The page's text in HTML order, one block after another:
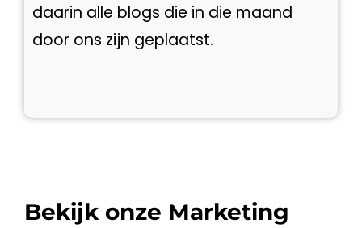
daarin alle blogs die in die maand
door ons zijn geplaatst.
Bekijk onze Marketing